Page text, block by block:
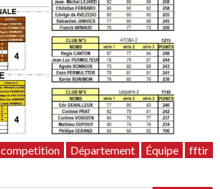
competition Département Équipe fftir